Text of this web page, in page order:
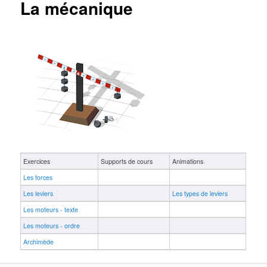
La mécanique
Exercices Supports de cours
Animations
Les forces
Les leviers
Les types de leviers
Les moteurs - texte
Les moteurs - ordre
Archimède